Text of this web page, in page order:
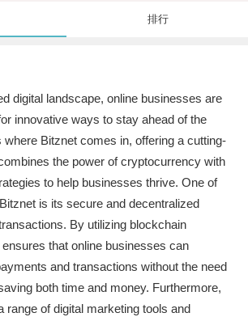
排行
digital landscape, online businesses are
innovative ways to stay ahead of the
where Bitznet comes in, offering a cutting-
the power of cryptocurrency with
to help businesses thrive. One of
is its secure and decentralized
By utilizing blockchain
that online businesses can
and transactions without the need
both time and money. Furthermore,
range of digital marketing tools and